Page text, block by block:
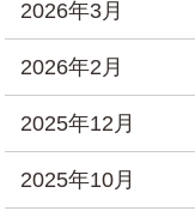
2026年3月
2026年2月
2025年12月
2025年10月